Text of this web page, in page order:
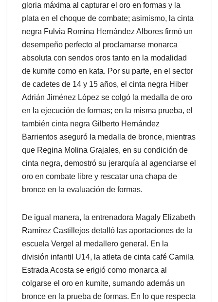
gloria máxima al capturar el oro en formas y la
plata en el choque de combate; asimismo, la cinta
negra Fulvia Romina Hernández Albores firmó un
desempeño perfecto al proclamarse monarca
absoluta con sendos oros tanto en la modalidad
de kumite como en kata. Por su parte, en el sector
de cadetes de 14 y 15 años, el cinta negra Hiber
Adrián Jiménez López se colgó la medalla de oro
en la ejecución de formas; en la misma prueba, el
también cinta negra Gilberto Hernández
Barrientos aseguró la medalla de bronce, mientras
que Regina Molina Grajales, en su condición de
cinta negra, demostró su jerarquía al agenciarse el
oro en combate libre y rescatar una chapa de
bronce en la evaluación de formas.
De igual manera, la entrenadora Magaly Elizabeth
Ramírez Castillejos detalló las aportaciones de la
escuela Vergel al medallero general. En la
división infantil U14, la atleta de cinta café Camila
Estrada Acosta se erigió como monarca al
colgarse el oro en kumite, sumando además un
bronce en la prueba de formas. En lo que respecta